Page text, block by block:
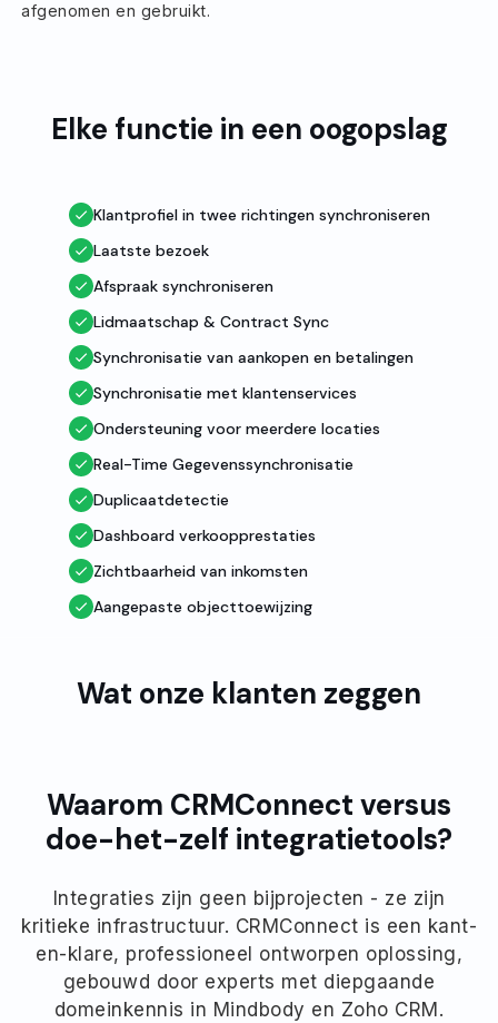
afgenomen en gebruikt.
Elke functie in een oogopslag
Klantprofiel in twee richtingen synchroniseren
Laatste bezoek
Afspraak synchroniseren
Lidmaatschap & Contract Sync
Synchronisatie van aankopen en betalingen
Synchronisatie met klantenservices
Ondersteuning voor meerdere locaties
Real-Time Gegevenssynchronisatie
Duplicaatdetectie
Dashboard verkoopprestaties
Zichtbaarheid van inkomsten
Aangepaste objecttoewijzing
Wat onze klanten zeggen
Waarom CRMConnect versus
doe-het-zelf integratietools?
Integraties zijn geen bijprojecten - ze zijn
kritieke infrastructuur. CRMConnect is een kant-
en-klare, professioneel ontworpen oplossing,
gebouwd door experts met diepgaande
domeinkennis in Mindbody en Zoho CRM.